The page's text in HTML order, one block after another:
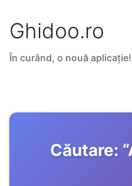
Ghidoo.ro
În curând, o nouă aplicație!
Căutare: “